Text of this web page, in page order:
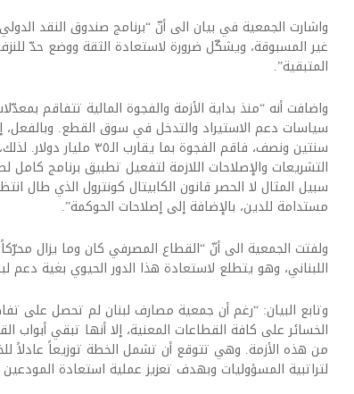
واشارت الجمعية في بيان الى أنّ “برنامج صندوق النقد
غير المسبوقة، ويشكّل ضرورة لاستعادة الثقة ووضع حدّ
المتبقية”.
واضافت أنه “منذ بداية الأزمة والفجوة المالية تتفاقم
سياسات دعم الاستيراد والتدخل في سوق القطع. وبالفعل،
سنتين ونصف، فاقم الفجوة
التشريعات والإصلاحات اللازمة لتفعيل تطبيق برنامج
سبيل المثال لا الحصر قانون الكابيتال كونترول الذي طال
مستدامة للدين، بالإضافة إلى إصلاحات الحوكمة”.
ولفتت الجمعية الى أنّ “القطاع المصرفي كان وما يزال محرّكاً
اللبناني، وهو يتطلع لاستعادة هذا الدور الحيوي بغية دعم
وتابع البيان: “رغم أن جمعية مصارف لبنان لم تحصل على
الخسائر على كافة القطاعات المعنية، إلا أنها تبقي
من هذه الأزمة. وهي تتوقع أن تشمل الخطة توزيعاً عادلاً
لتراتبية المسؤوليات وبهدف تعزيز عملية استعادة